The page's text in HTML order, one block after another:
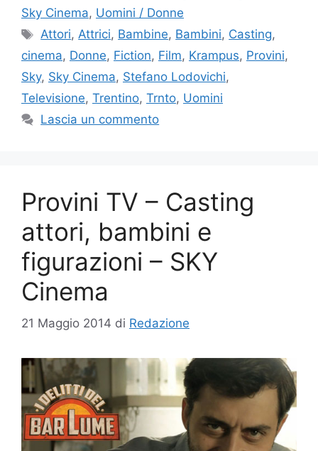
Sky Cinema, Uomini / Donne
Tag
Attori,Attrici, Bambine, Bambini, Casting,
cinema, Donne, Fiction, Film, Krampus, Provini,
Sky, Sky Cinema, Stefano Lodovichi,
Televisione, Trentino, Trnto, Uomini
Lascia un commento
Provini TV – Casting
attori, bambini e
figurazioni – SKY
Cinema
21 Maggio 2014 di Redazione